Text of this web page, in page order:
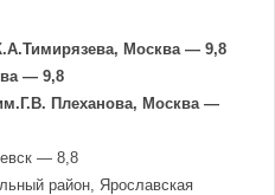
Москва — 9,8
— 9,8
Плеханова, Москва —
— 8,8
район, Ярославская